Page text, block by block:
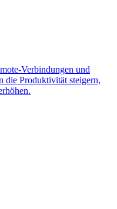
Verbindungen und
die Produktivität steigern,